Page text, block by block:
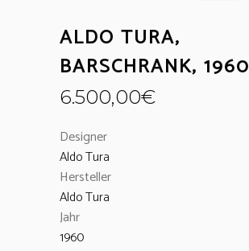
ALDO TURA,
BARSCHRANK, 1960
6.500,00€
Designer
Aldo Tura
Hersteller
Aldo Tura
Jahr
1960